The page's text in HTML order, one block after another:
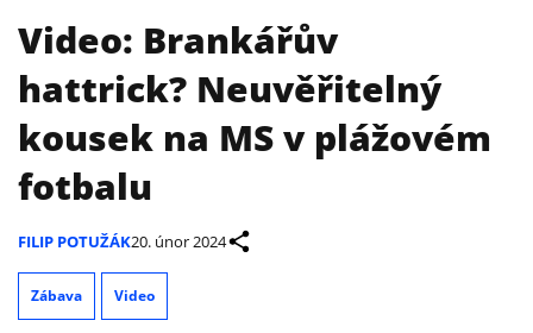
Video: Brankářův
hattrick? Neuvěřitelný
kousek na MS v plážovém
fotbalu
FILIP POTUŽÁK20. únor 2024
Zábava Video